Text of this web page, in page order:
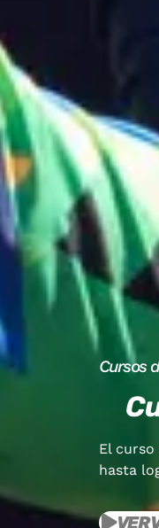
Cursos
El
hasta
VER